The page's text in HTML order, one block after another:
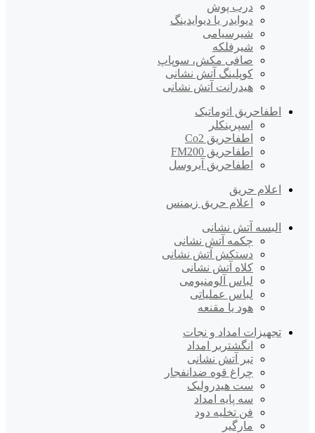
درب پوش
دیوایدر یا دیوایدینگ
شیرسیامی
شیرفلکه
صافی مکش، سوپاپ
کوپلینگ آتش نشانی
هیدرانت آتش نشانی
اطفاحریق اتوماتیک
اسپرینکلر
اطفاحریق Co2
اطفاحریق FM200
اطفاحریق آیروسل
اعلام حریق
اعلام حریق زیمنس
البسه آتش نشانی
چکمه آتش نشانی
دستکش آتش نشانی
کلاه آتش نشانی
لباس آلومنیومی
لباس عملیاتی
هود یا مقنعه
تجهیزات امداد و نجات
انگشتربر امداد
تبر آتش نشانی
چراغ قوه ضدانفجار
ست هیدرولیک
سه پایه امداد
فن تخلیه دود
مارگیر